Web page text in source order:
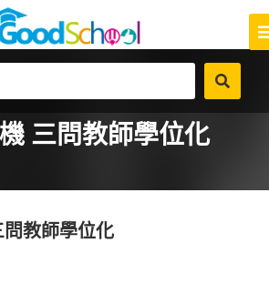
三問教師學位化
教師學位化